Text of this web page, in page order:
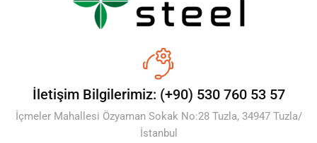
İletişim Bilgilerimiz: (+90) 530 760 53 57
İçmeler Mahallesi Özyaman Sokak No:28 Tuzla, 34947 Tuzla/
İstanbul